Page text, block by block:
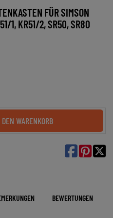
FÜR SIMSON
1, KR51/2, SR50, SR80
WARENKORB

BEWERTUNGEN